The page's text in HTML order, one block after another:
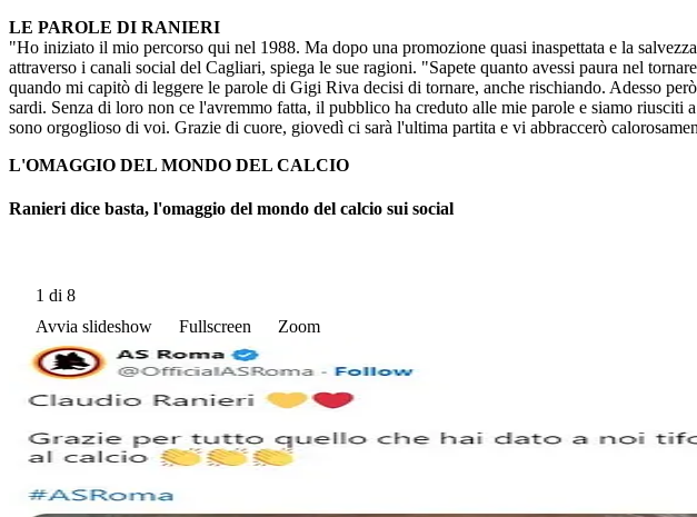
LE PAROLE DI RANIERI
"Ho iniziato il mio percorso qui nel 1988. Ma dopo una promozione quasi inaspettata e la
attraverso i canali social del Cagliari, spiega le sue ragioni. "Sapete quanto avessi paura nel
quando mi capitò di leggere le parole di Gigi Riva decisi di tornare, anche rischiando. Adesso
sardi. Senza di loro non ce l'avremmo fatta, il pubblico ha creduto alle mie parole e siamo
sono orgoglioso di voi. Grazie di cuore, giovedì ci sarà l'ultima partita e vi abbraccerò
L'OMAGGIO DEL MONDO DEL CALCIO
Ranieri dice basta, l'omaggio del mondo del calcio sui social
1 di 8
Avvia slideshow
Fullscreen Zoom